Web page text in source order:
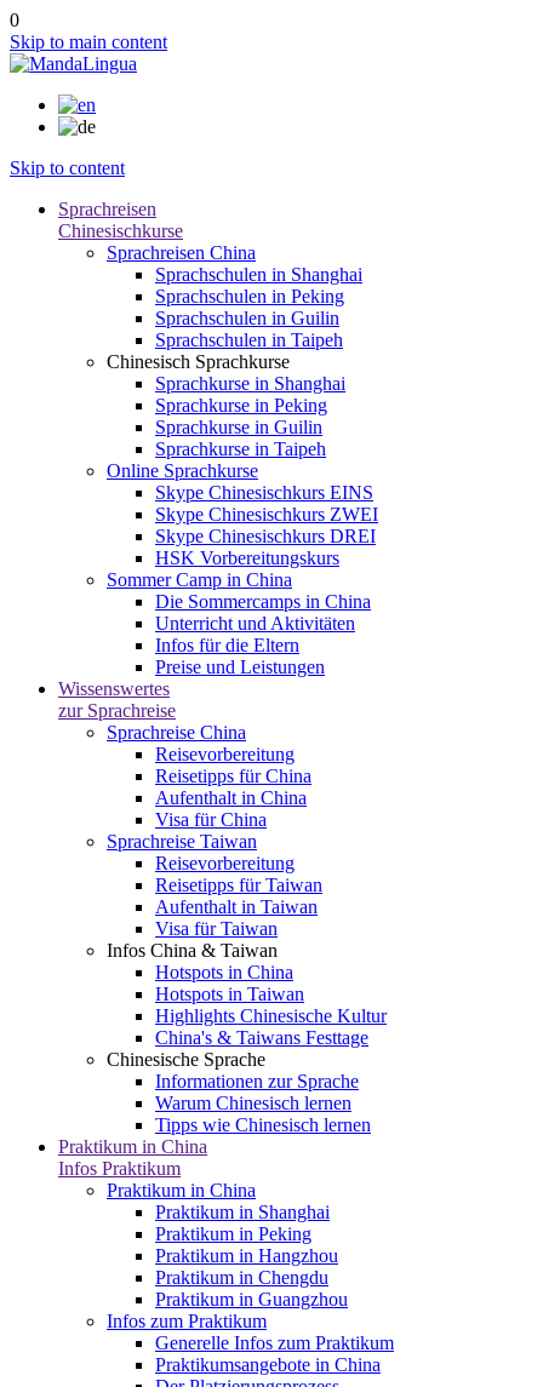
0
Skip to main content
Skip to content
Sprachreisen
Chinesischkurse
Sprachreisen China
Sprachschulen in Shanghai
Sprachschulen in Peking
Sprachschulen in Guilin
Sprachschulen in Taipeh
Chinesisch Sprachkurse
Sprachkurse in Shanghai
Sprachkurse in Peking
Sprachkurse in Guilin
Sprachkurse in Taipeh
Online Sprachkurse
Skype Chinesischkurs EINS
Skype Chinesischkurs ZWEI
Skype Chinesischkurs DREI
HSK Vorbereitungskurs
Sommer Camp in China
Die Sommercamps in China
Unterricht und Aktivitäten
Infos für die Eltern
Preise und Leistungen
Wissenswertes
zur Sprachreise
Sprachreise China
Reisevorbereitung
Reisetipps für China
Aufenthalt in China
Visa für China
Sprachreise Taiwan
Reisevorbereitung
Reisetipps für Taiwan
Aufenthalt in Taiwan
Visa für Taiwan
Infos China & Taiwan
Hotspots in China
Hotspots in Taiwan
Highlights Chinesische Kultur
China's & Taiwans Festtage
Chinesische Sprache
Informationen zur Sprache
Warum Chinesisch lernen
Tipps wie Chinesisch lernen
Praktikum in China
Infos Praktikum
Praktikum in China
Praktikum in Shanghai
Praktikum in Peking
Praktikum in Hangzhou
Praktikum in Chengdu
Praktikum in Guangzhou
Infos zum Praktikum
Generelle Infos zum Praktikum
Praktikumsangebote in China